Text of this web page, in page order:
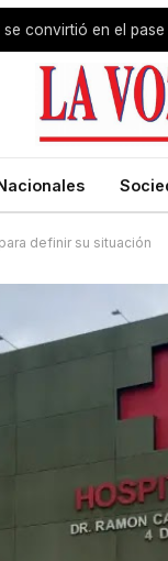
definir su situación